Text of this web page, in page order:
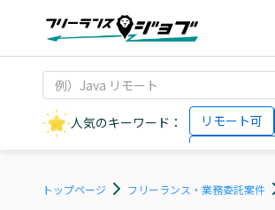
人気のキーワード： リモート可
AIエンジニア
トップページ フリーランス・業務委託案件